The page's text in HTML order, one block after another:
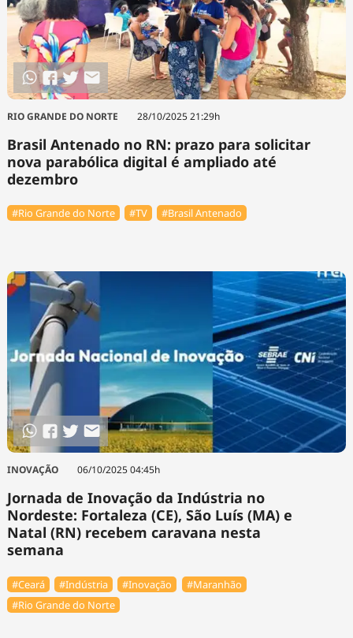
RIO GRANDE DO NORTE 28/10/2025 21:29h
Brasil Antenado no RN: prazo para solicitar
nova parabólica digital é ampliado até
dezembro
#Rio Grande do Norte #TV #Brasil Antenado
INOVAÇÃO 06/10/2025 04:45h
Jornada de Inovação da Indústria no
Nordeste: Fortaleza (CE), São Luís (MA) e
Natal (RN) recebem caravana nesta
semana
#Ceará #Indústria #Inovação
#Maranhão
#Rio Grande do Norte